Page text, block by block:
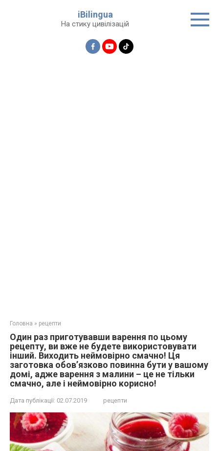
iBilingua
На стику цивілізацій
Головна » рецепти
Один раз приготувавши варення по цьому
рецепту, ви вже не будете використовувати
інший. Виходить неймовірно смачно! Ця
заготовка обов’язково повинна бути у вашому
домі, адже варення з малини – це не тільки
смачно, але і неймовірно корисно!
Дата публікації: 02.07.2019 рецепти